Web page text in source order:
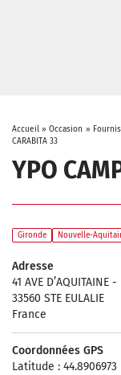
Accueil» Occasion »
CARABITA 33
YPO
Gironde Nouvelle-
Adresse
41 AVE
33560 STE EULALIE
France
Coordonnées GPS
Latitude : 44.8906973